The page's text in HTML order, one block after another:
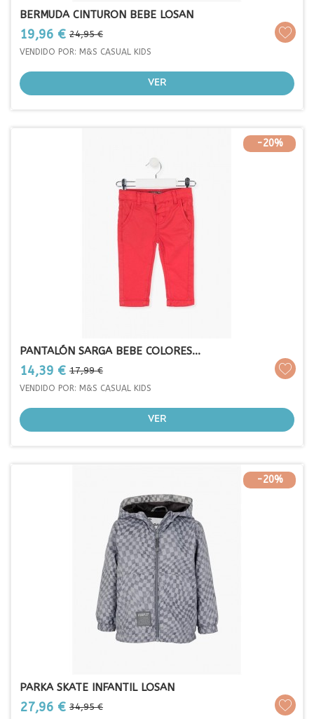
BERMUDA CINTURON BEBE LOSAN
Prezo
19,96 € Prezo
base
24,95 €
VENDIDO POR: M&S CASUAL KIDS
VER
-20%
PANTALÓN SARGA BEBE COLORES...
Prezo
14,39 € Prezo
base
17,99 €
VENDIDO POR: M&S CASUAL KIDS
VER
-20%
PARKA SKATE INFANTIL LOSAN
Prezo
27,96 € Prezo
34,95 €